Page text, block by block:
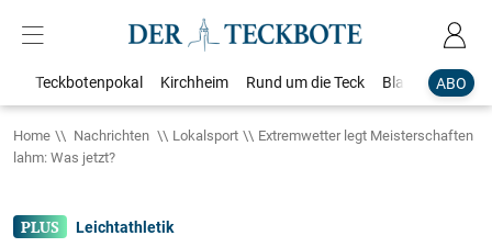
ABO
Teckbotenpokal Kirchheim Rund um die Teck Blaulicht
Home Nachrichten Lokalsport
Extremwetter legt Meisterschaften
lahm: Was jetzt?
Leichtathletik